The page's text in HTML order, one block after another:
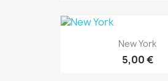
New York
5,00 €